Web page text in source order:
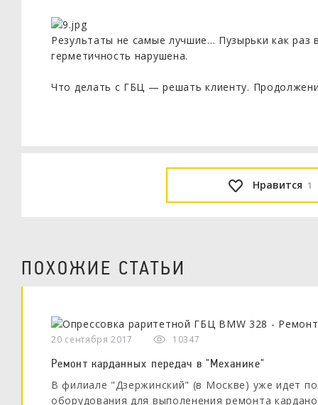
Результаты не самые лучшие... Пузырьки как
герметичность нарушена.
Что делать с ГБЦ — решать клиенту.
Нравится 1
ПОХОЖИЕ СТАТЬИ
20 сентября 2017 10347
Ремонт карданных передач в "Механике"
В филиале "Дзержинский" (в Москве) уже идет
оборудования для выполенения ремонта